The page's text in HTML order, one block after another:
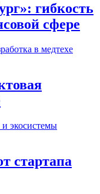
гибкость
сфере
стартапа